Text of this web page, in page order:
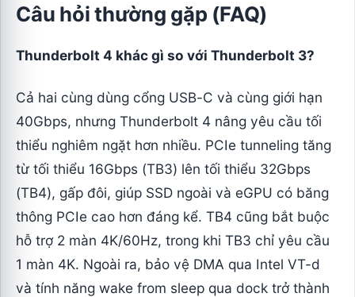
Câu hỏi thường gặp (FAQ)
Thunderbolt 4 khác gì so với Thunderbolt 3?
Cả hai cùng dùng cổng USB-C và cùng giới hạn
40Gbps, nhưng Thunderbolt 4 nâng yêu cầu tối
thiểu nghiêm ngặt hơn nhiều. PCIe tunneling tăng
từ tối thiểu 16Gbps (TB3) lên tối thiểu 32Gbps
(TB4), gấp đôi, giúp SSD ngoài và eGPU có băng
thông PCIe cao hơn đáng kể. TB4 cũng bắt buộc
hỗ trợ 2 màn 4K/60Hz, trong khi TB3 chỉ yêu cầu
1 màn 4K. Ngoài ra, bảo vệ DMA qua Intel VT-d
và tính năng wake from sleep qua dock trở thành